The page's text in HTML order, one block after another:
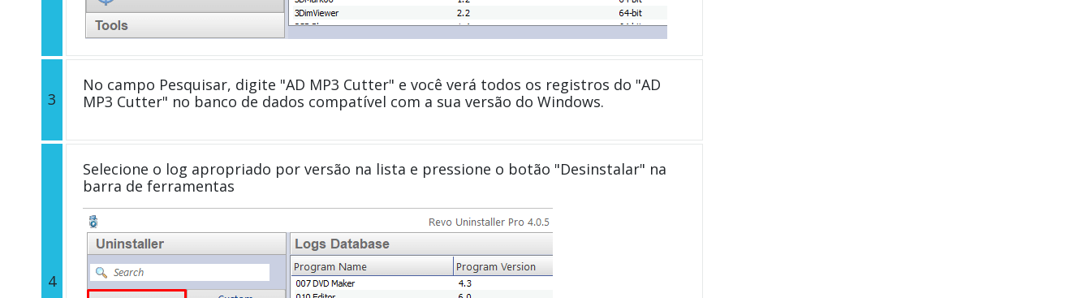
3
No campo Pesquisar, digite "AD MP3 Cutter" e você verá todos os registros do "AD
MP3 Cutter" no banco de dados compatível com a sua versão do Windows.
4
Selecione o log apropriado por versão na lista e pressione o botão "Desinstalar" na
barra de ferramentas